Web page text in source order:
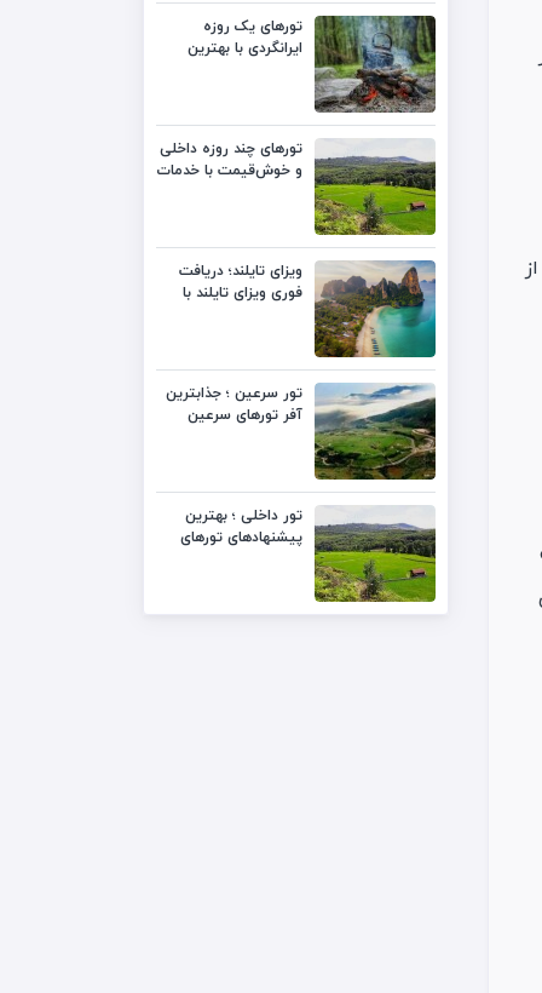
تورهای یک روزه
ایرانگردی با بهترین
تورهای چند روزه داخلی
و خوش‌قیمت با خدمات
ویزای تایلند؛ دریافت
فوری ویزای تایلند با
تور سرعین ؛ جذابترین
آفر تورهای سرعین
تور داخلی ؛ بهترین
پیشنهادهای تورهای